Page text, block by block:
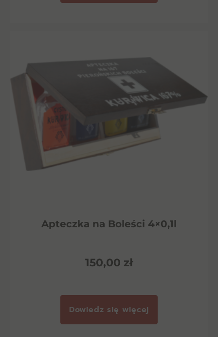
Apteczka na Boleści 4×0,1l
150,00 zł
Dowiedz się więcej